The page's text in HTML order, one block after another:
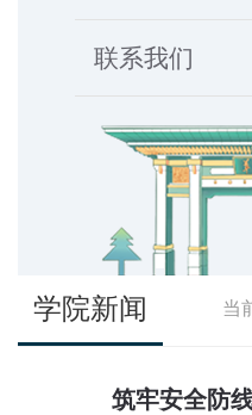
联系我们
学院新闻 当
筑牢安全防